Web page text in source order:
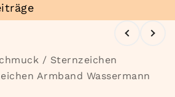
/ Sternzeichen
Armband Wassermann